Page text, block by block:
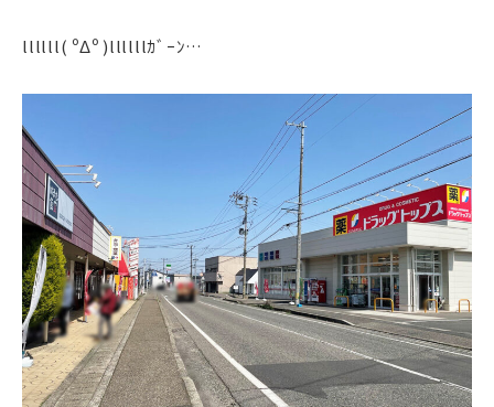
llllll( ºΔº )llllllｶﾞｰﾝ…